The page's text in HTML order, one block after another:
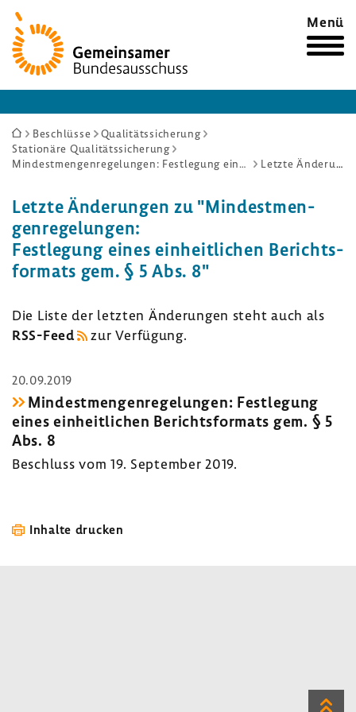
Zur
Startseite
Menü
Sie
sind
Beschlüsse
Qualitätssicherung
Stationäre Qualitätssicherung
Mindestmengenregelungen: Festlegung eines einheitlichen Berichtsformats gem. § 5 Abs. 8
Letzte Änderungen
Letzte Ände­rungen zu "Mindest­men­
gen­re­ge­lungen:
Fest­le­gung eines einheit­li­chen Berichts­
for­mats gem. § 5 Abs. 8"
Die Liste der letzten Ände­rungen steht auch als
RSS-​Feed
zur Verfü­gung.
20.09.2019
Mindest­men­gen­re­ge­lungen: Fest­le­gung
eines einheit­li­chen Berichts­for­mats gem. § 5
Abs. 8
Beschluss vom 19. September 2019.
Inhalte drucken
Zum